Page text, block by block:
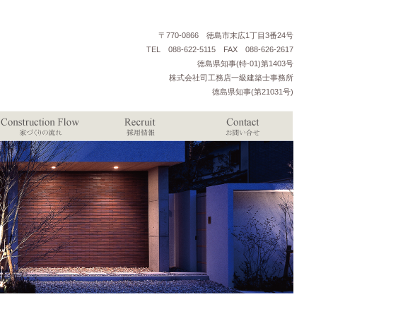
〒770-0866 徳島市末広1丁目3番24号
TEL 088-622-5115 FAX 088-626-2617
徳島県知事(特-01)第1403号
株式会社司工務店一級建築士事務所
徳島県知事(第21031号)